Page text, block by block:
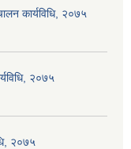
कार्यविधि, २०७५
२०७५
२०७५